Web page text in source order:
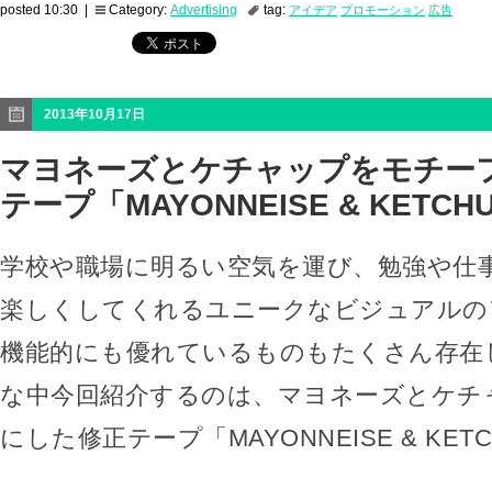
posted 10:30 | Category: Advertising tag: アイデア プロモーション 広告
2013年10月17日
マヨネーズとケチャップをモチー
テープ「MAYONNEISE &
学校や職場に明るい空気を運び、勉強や仕
楽しくしてくれるユニークなビジュアル
機能的にも優れているものもたくさん存
な中今回紹介するのは、マヨネーズとケ
にした修正テープ「MAYONNEISE &